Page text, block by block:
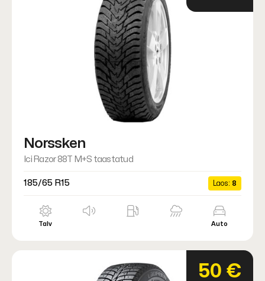
Norssken
Ici Razor 88T M+S taastatud
185/65 R15 Laos: 8
Talv Auto
50 €